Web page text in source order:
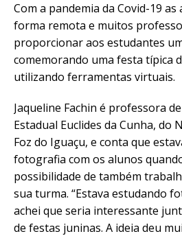
Com a pandemia da Covid-19
forma remota e muitos
proporcionar aos estudantes
comemorando uma festa típica
utilizando ferramentas virtuais.
Jaqueline Fachin é professora
Estadual Euclides da Cunha, do
Foz do Iguaçu, e conta que
fotografia com os alunos
possibilidade de também
sua turma. “Estava estudando
achei que seria interessante
de festas juninas. A ideia deu